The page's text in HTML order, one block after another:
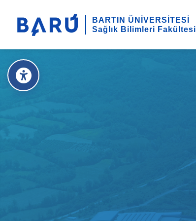
BARTIN ÜNİVERSİTESİ
Sağlık Bilimleri Fakültesi